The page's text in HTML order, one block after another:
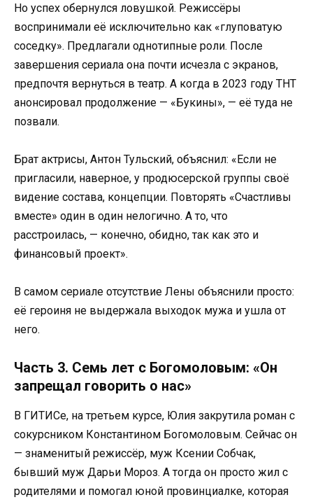
Но успех обернулся ловушкой. Режиссёры
воспринимали её исключительно как «глуповатую
соседку». Предлагали однотипные роли. После
завершения сериала она почти исчезла с экранов,
предпочтя вернуться в театр. А когда в 2023 году ТНТ
анонсировал продолжение — «Букины», — её туда не
позвали.
Брат актрисы, Антон Тульский, объяснил: «Если не
пригласили, наверное, у продюсерской группы своё
видение состава, концепции. Повторять «Счастливы
вместе» один в один нелогично. А то, что
расстроилась, — конечно, обидно, так как это и
финансовый проект».
В самом сериале отсутствие Лены объяснили просто:
её героиня не выдержала выходок мужа и ушла от
него.
Часть 3. Семь лет с Богомоловым: «Он
запрещал говорить о нас»
В ГИТИСе, на третьем курсе, Юлия закрутила роман с
сокурсником Константином Богомоловым. Сейчас он
— знаменитый режиссёр, муж Ксении Собчак,
бывший муж Дарьи Мороз. А тогда он просто жил с
родителями и помогал юной провинциалке, которая